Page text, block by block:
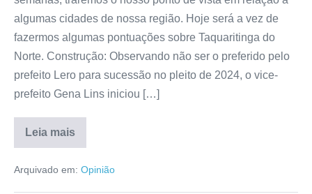
algumas cidades de nossa região. Hoje será a vez de
fazermos algumas pontuações sobre Taquaritinga do
Norte. Construção: Observando não ser o preferido pelo
prefeito Lero para sucessão no pleito de 2024, o vice-
prefeito Gena Lins iniciou […]
Leia mais
Arquivado em: Opinião